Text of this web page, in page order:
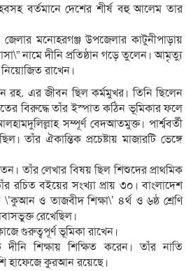
বর্তমানে দেশের শীর্ষ বহু আলেম তার
জেলার মনোহরগঞ্জ উপজেলার কাটুনীপাড়ায়
নামে দীনি প্রতিষ্ঠান গড়ে তুলেন। আমৃত্যু
রাখেন।
রহ. এর জীবন ছিল কর্মমুখর। তিনি ছিলেন
বিরুদ্ধে তাঁর ইস্পাত কঠিন ভূমিকার ফলে
সম্পূর্ণ বেদআতমুক্ত। পার্শ্ববর্তী
তাঁর ঐকান্তিক প্রচেষ্টায় মাজারটি ভেঙ্গে
তাঁর লেখার বিষয় ছিল শিশুদের প্রাথমিক
রচিত বইয়ের সংখ্যা প্রায় ৩০। বাংলাদেশ
\’কুআন ও তাজবীদ শিক্ষা\’ ৪র্থ ও ৬ষ্ঠ শ্রেণি
রেখেছিল।
গুরুত্বপূর্ণ ভূমিকা রাখেন।
শিক্ষায় শিক্ষিত করেন। তাঁর নাতি
হাফেজে কুরআন রয়েছে।